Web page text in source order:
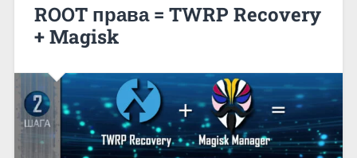
ROOT права = TWRP Recovery
+ Magisk